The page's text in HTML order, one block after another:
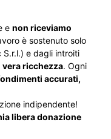
e non riceviamo
è sostenuto solo
S.r.l.) e dagli introiti
vera ricchezza. Ogni
accurati,
indipendente!
libera donazione